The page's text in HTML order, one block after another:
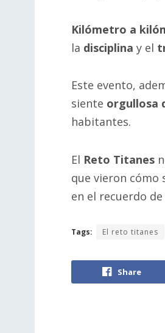
Kilómetro a
la disciplina y el
Este evento,
siente orgullosa
habitantes.
El Reto Titanes
que vieron cómo
en el recuerdo
Tags: El reto titanes
Share